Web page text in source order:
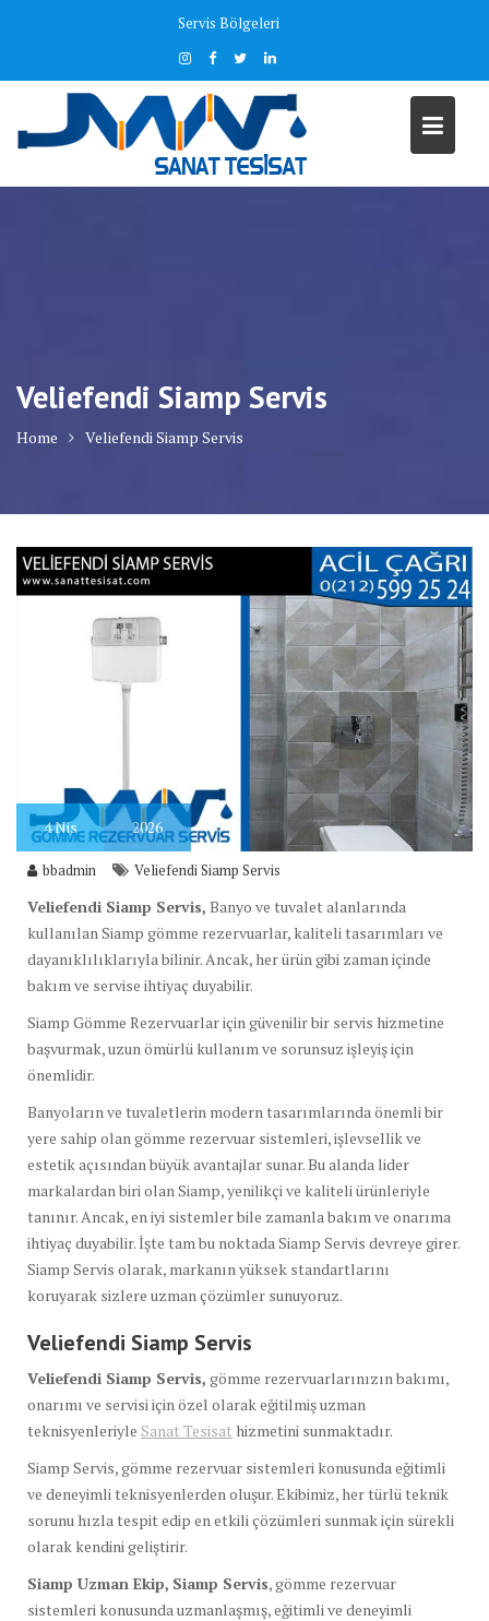
Servis Bölgeleri
Veliefendi Siamp Servis
Home Veliefendi Siamp Servis
4Nis 2026
bbadmin Veliefendi Siamp Servis
Veliefendi Siamp Servis, Banyo ve tuvalet alanlarında
kullanılan Siamp gömme rezervuarlar, kaliteli tasarımları ve
dayanıklılıklarıyla bilinir. Ancak, her ürün gibi zaman içinde
bakım ve servise ihtiyaç duyabilir.
Siamp Gömme Rezervuarlar için güvenilir bir servis hizmetine
başvurmak, uzun ömürlü kullanım ve sorunsuz işleyiş için
önemlidir.
Banyoların ve tuvaletlerin modern tasarımlarında önemli bir
yere sahip olan gömme rezervuar sistemleri, işlevsellik ve
estetik açısından büyük avantajlar sunar. Bu alanda lider
markalardan biri olan Siamp, yenilikçi ve kaliteli ürünleriyle
tanınır. Ancak, en iyi sistemler bile zamanla bakım ve onarıma
ihtiyaç duyabilir. İşte tam bu noktada Siamp Servis devreye girer.
Siamp Servis olarak, markanın yüksek standartlarını
koruyarak sizlere uzman çözümler sunuyoruz.
Veliefendi Siamp Servis
Veliefendi Siamp Servis, gömme rezervuarlarınızın bakımı,
onarımı ve servisi için özel olarak eğitilmiş uzman
teknisyenleriyle Sanat Tesisat hizmetini sunmaktadır.
Siamp Servis, gömme rezervuar sistemleri konusunda eğitimli
ve deneyimli teknisyenlerden oluşur. Ekibimiz, her türlü teknik
sorunu hızla tespit edip en etkili çözümleri sunmak için sürekli
olarak kendini geliştirir.
Siamp Uzman Ekip, Siamp Servis, gömme rezervuar
sistemleri konusunda uzmanlaşmış, eğitimli ve deneyimli